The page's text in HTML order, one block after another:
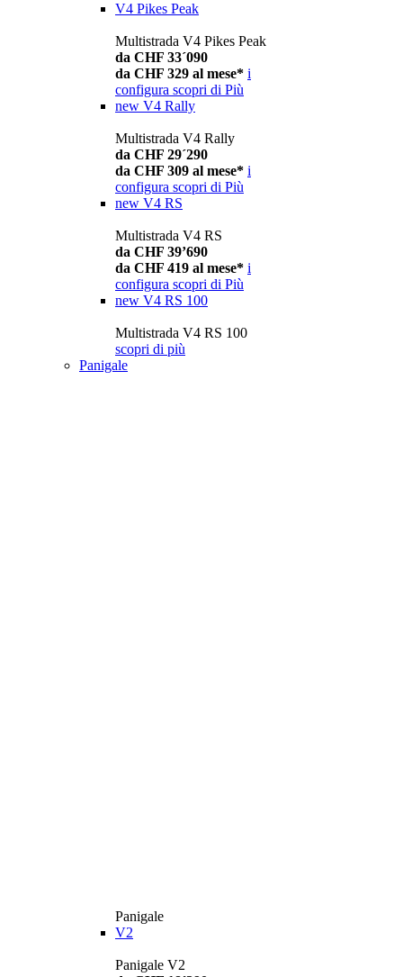
V4 Pikes Peak
Multistrada V4 Pikes Peak
da CHF 33´090
da CHF 329 al mese* i
configura scopri di Più
new V4 Rally
Multistrada V4 Rally
da CHF 29´290
da CHF 309 al mese* i
configura scopri di Più
new V4 RS
Multistrada V4 RS
da CHF 39’690
da CHF 419 al mese* i
configura scopri di Più
new V4 RS 100
Multistrada V4 RS 100
scopri di più
Panigale
Panigale
V2
Panigale V2